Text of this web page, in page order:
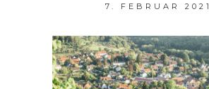
7. FEBRUAR 2021